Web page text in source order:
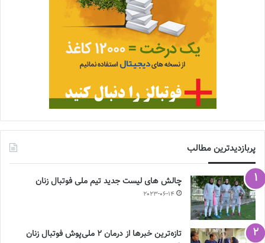
پربازدیدترین مطالب
چالش هاى ليست جدید تيم ملى فوتبال زنان
2023-06-14
تازه‌ترین خبرها از درمان ۲ ملی‌پوش فوتبال زنان